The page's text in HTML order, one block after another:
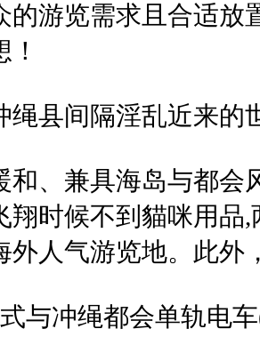
的游览需求且合适放
绳县间隔淫乱近来的
和、兼具海岛与都会
翔时候不到貓咪用品
外人气游览地。此外
与冲绳都会单轨电